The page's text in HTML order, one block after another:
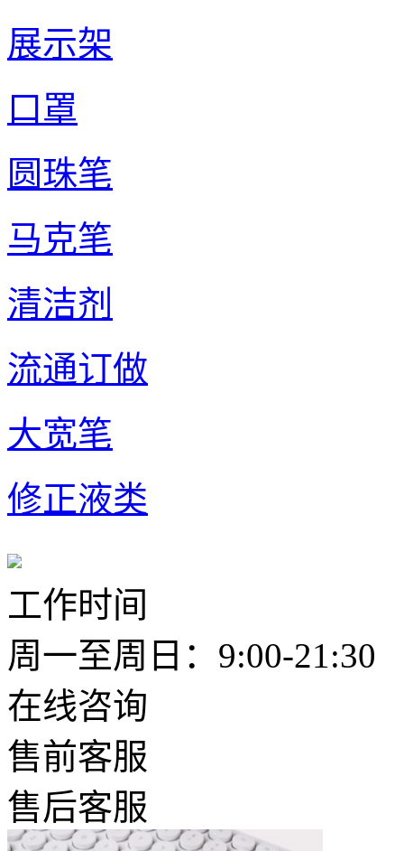
展示架
口罩
圆珠笔
马克笔
清洁剂
流通订做
大宽笔
修正液类
工作时间
周一至周日：9:00-21:30
在线咨询
售前客服
售后客服